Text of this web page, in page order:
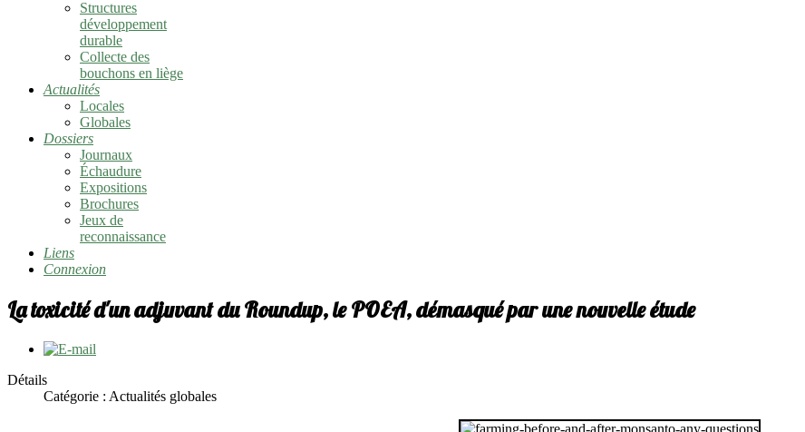
Structures
développement
durable
Collecte des
bouchons en liège
Actualités
Locales
Globales
Dossiers
Journaux
Échaudure
Expositions
Brochures
Jeux de
reconnaissance
Liens
Connexion
La toxicité d'un adjuvant du Roundup, le POEA, démasqué par une nouvelle étude
Détails
Catégorie : Actualités globales